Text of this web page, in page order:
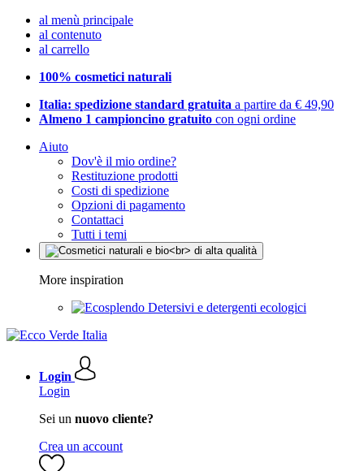
al menù principale
al contenuto
al carrello
100% cosmetici naturali
Italia: spedizione standard gratuita a partire da € 49,90
Almeno 1 campioncino gratuito con ogni ordine
Aiuto
Dov'è il mio ordine?
Restituzione prodotti
Costi di spedizione
Opzioni di pagamento
Contattaci
Tutti i temi
More inspiration
Detersivi e detergenti ecologici
Login
Login
Sei un nuovo cliente?
Crea un account